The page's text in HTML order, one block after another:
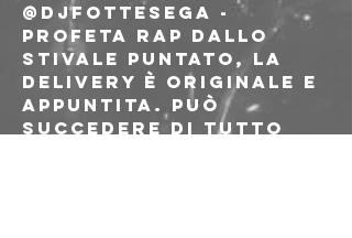
@djfottesega -
profeta rap dallo
stivale puntato, la
delivery è originale e
appuntita. Può
succedere di tutto